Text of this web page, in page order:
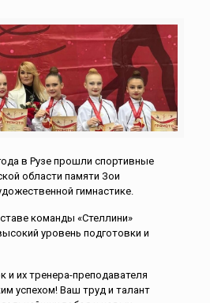
в Рузе прошли спортивные
области памяти Зои
гимнастике.
команды «Стеллини»
уровень подготовки и
и их тренера-преподавателя
успехом! Ваш труд и талант